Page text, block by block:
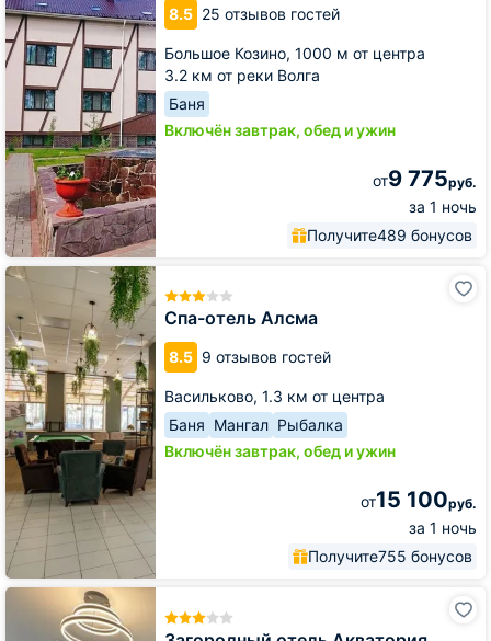
8.5 25 отзывов гостей
Большое Козино, 1000 м от центра
3.2 км от реки Волга
Баня
Включён завтрак, обед и ужин
от9 775руб.
за 1 ночь
Получите489 бонусов
Спа-отель Алсма
8.5 9 отзывов гостей
Васильково, 1.3 км от центра
Баня Мангал Рыбалка
Включён завтрак, обед и ужин
от15 100руб.
за 1 ночь
Получите755 бонусов
Спа-
Алсма
Загородный
Акватория